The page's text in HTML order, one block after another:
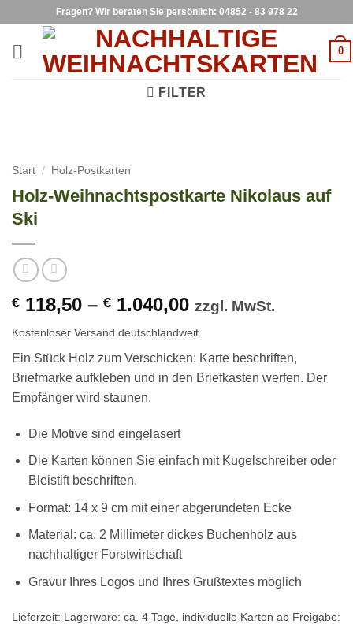
springen
Fragen? Wir beraten Sie persönlich: 04852 - 83 978 22
0
FILTER
Start / Holz-Postkarten
Holz-Weihnachtspostkarte Nikolaus auf
Ski
€ 118,50 – € 1.040,00 zzgl. MwSt.
Kostenloser Versand deutschlandweit
Ein Stück Holz zum Verschicken: Karte beschriften,
Briefmarke aufkleben und in den Briefkasten werfen. Der
Empfänger wird staunen.
Die Motive sind eingelasert
Die Karten können Sie einfach mit Kugelschreiber oder
Bleistift beschriften.
Format: 14 x 9 cm mit einer abgerundeten Ecke
Material: ca. 2 Millimeter dickes Buchenholz aus
nachhaltiger Forstwirtschaft
Gravur Ihres Logos und Ihres Grußtextes möglich
Lieferzeit: Lagerware: ca. 4 Tage, individuelle Karten ab Freigabe: